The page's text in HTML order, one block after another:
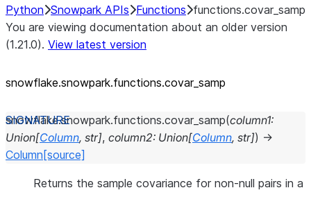
Python Snowpark APIs Functions functions.covar_samp
You are viewing documentation about an older version
(1.21.0). View latest version
snowflake.snowpark.functions.covar_ samp
snowflake.snowpark.functions.covar_samp(column1:
Union[Column, str], column2: Union[Column, str]) →
Column [source]
Returns the sample covariance for non-null pairs in a